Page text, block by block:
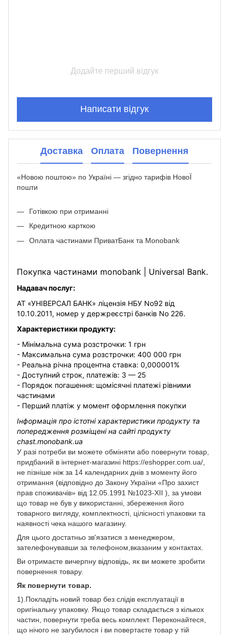
Додайте перший відгук
Написати відгук
Доставка Оплата Повернення
«Новою поштою» по Україні — згідно тарифів НовоЇ
пошти
Готівкою при отриманні
Кредитною карткою
Оплата частинами ПриватБанк та Monobank
Покупка частинами monobank | Universal Bank.
Надавач послуг:
АТ «УНІВЕРСАЛ БАНК» ліцензія НБУ No92 від
10.10.2011, номер у держреєстрі банків No 226.
Характеристики продукту:
- Мінімальна сума розстрочки: 1 грн
- Максимальна сума розстрочки: 400 000 грн
- Реальна річна процентна ставка: 0,000001%
- Доступний строк, платежів: 3 — 25
- Порядок погашення: щомісячні платежі рівними
частинами
- Перший платіж у момент оформлення покупки
Інформація про істотні характеристики продукту та
попередження розміщені на сайті продукту
chast.monobank.ua
У разі потреби ви можете обміняти або повернути товар,
придбаний в інтернет-магазині https://eshopper.com.ua/,
не пізніше ніж за 14 календарних днів з моменту його
отримання (відповідно до Закону України «Про захист
прав споживачів» від 12.05.1991 №1023-XII ), за умови
що товар не був у використанні, збереження його
товарного вигляду, комплектності, цілісності упаковки та
наявності чека нашого магазину.
Для цього достатньо зв'язатися з менеджером,
зателефонувавши за телефоном,вказаним у контактах.
Ви отримаєте вичерпну відповідь, як ви можете зробити
повернення товару.
Як повернути товар.
1).Покладіть новий товар без слідів експлуатації в
оригінальну упаковку. Якщо товар складається з кількох
частин, повернути треба весь комплект. Переконайтеся,
що нічого не загубилося і ви повертаєте товар у тій